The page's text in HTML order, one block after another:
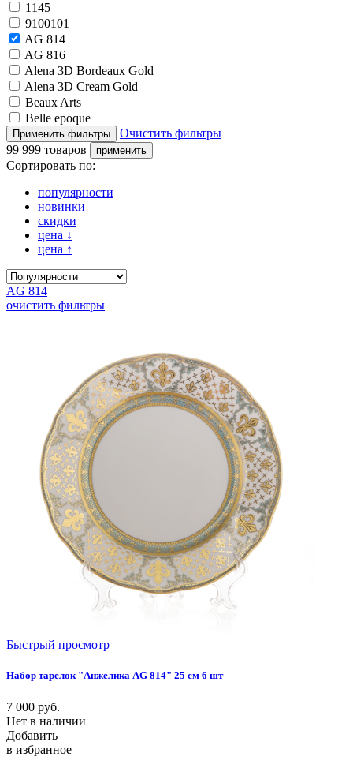
1145
9100101
AG 814
AG 816
Alena 3D Bordeaux Gold
Alena 3D Cream Gold
Beaux Arts
Belle epoque
Очистить фильтры
99 999 товаров
Сортировать по:
популярности
новинки
скидки
цена ↓
цена ↑
AG 814
очистить фильтры
Быстрый просмотр
Набор тарелок "Анжелика AG 814" 25 см 6 шт
7 000 руб.
Нет в наличии
Добавить
в избранное